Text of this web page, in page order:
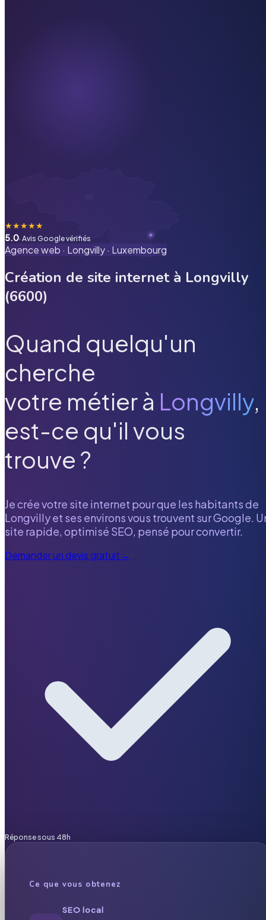
★★★★★
5.0· Avis Google vérifiés
Agence web · Longvilly· Luxembourg
Création de site internet à Longvilly
(6600)
Quand quelqu'un
cherche
votre métier à Longvilly,
est-ce qu'il vous
trouve ?
Je crée votre site internet pour que les habitants de
Longvillyet ses environs vous trouvent sur Google.
site rapide, optimisé SEO, pensé pour convertir.
Demander un devis gratuit→
Réponse sous 48h
Ce que vous obtenez
SEO local